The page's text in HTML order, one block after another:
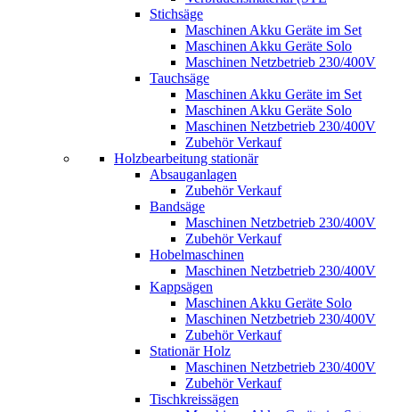
Stichsäge
Maschinen Akku Geräte im Set
Maschinen Akku Geräte Solo
Maschinen Netzbetrieb 230/400V
Tauchsäge
Maschinen Akku Geräte im Set
Maschinen Akku Geräte Solo
Maschinen Netzbetrieb 230/400V
Zubehör Verkauf
Holzbearbeitung stationär
Absauganlagen
Zubehör Verkauf
Bandsäge
Maschinen Netzbetrieb 230/400V
Zubehör Verkauf
Hobelmaschinen
Maschinen Netzbetrieb 230/400V
Kappsägen
Maschinen Akku Geräte Solo
Maschinen Netzbetrieb 230/400V
Zubehör Verkauf
Stationär Holz
Maschinen Netzbetrieb 230/400V
Zubehör Verkauf
Tischkreissägen